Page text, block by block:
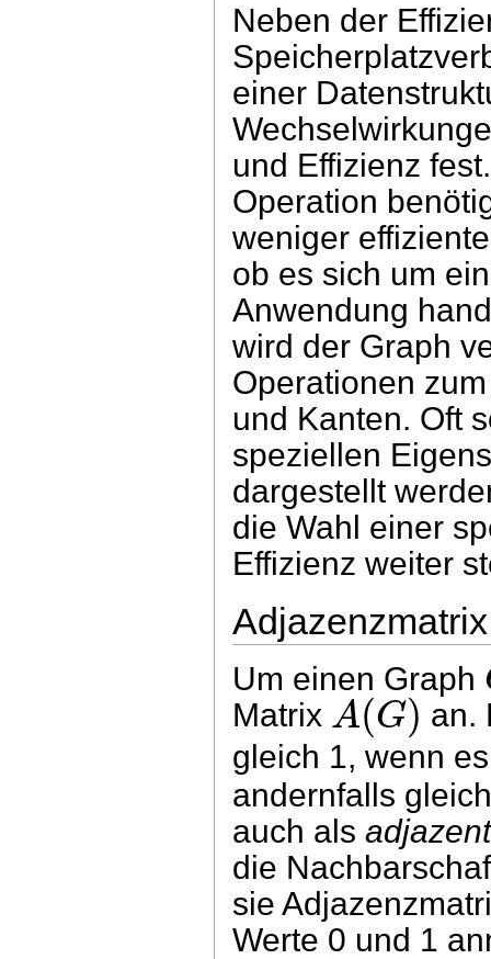
Neben der
einer
und Effizienz
Operation
weniger
ob es sich um
Anwendung
wird der Graph
Operationen
und Kanten. Oft
speziellen
dargestellt
die Wahl einer
Effizienz weiter
Adjazenzmatrix
Um einen Graph
Matrix A(G) an.
gleich 1, wenn
andernfalls
auch alsadjazent
die
sie
Werte 0 und 1